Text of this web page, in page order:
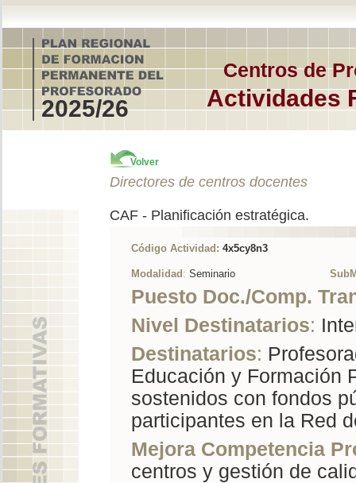
Centros de
Actividades
2025/26
Volver
Directores de centros docentes
CAF - Planificación estratégica.
Código Actividad: 4x5cy8n3
Modalidad : Seminario
Puesto Doc./Comp.
Nivel Destinatarios:
Destinatarios:
Educación y Formación
sostenidos con fondos
participantes en la Red
Mejora Competencia
centros y gestión de